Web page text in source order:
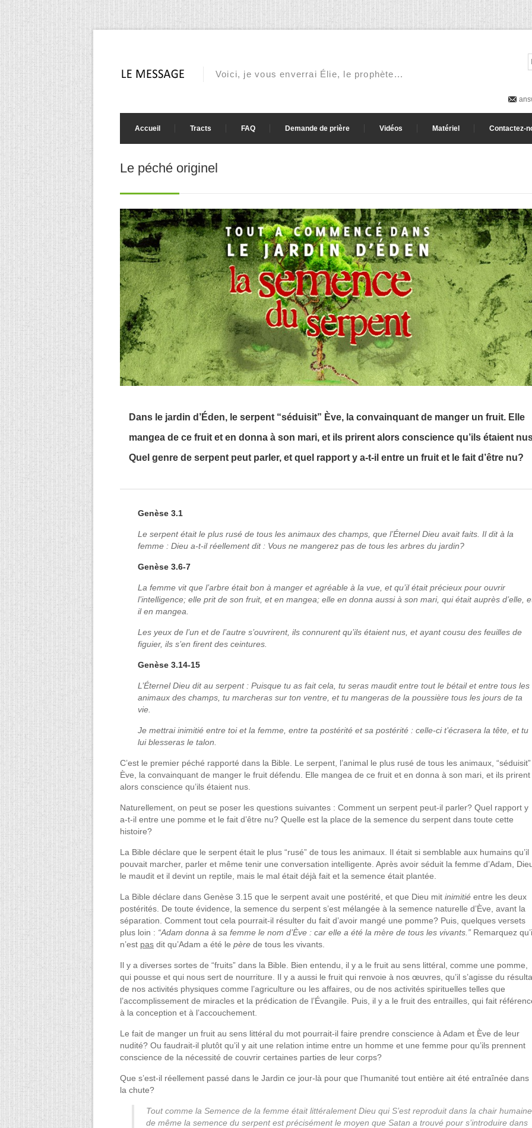
Voici, je vous enverrai Élie, le prophète...
Accueil Tracts FAQ Demande de prière Vidéos Matériel Contactez-
Le péché originel
Dans le jardin d’Éden, le serpent “séduisit” Ève, la convainquant de manger un fruit. Elle
mangea de ce fruit et en donna à son mari, et ils prirent alors conscience qu’ils étaient
Quel genre de serpent peut parler, et quel rapport y a-t‑il entre un fruit et le fait d’être nu?
Genèse 3.1
Le serpent était le plus rusé de tous les animaux des champs, que l’Éternel Dieu avait faits. Il dit à la
femme : Dieu a-t-il réellement dit : Vous ne mangerez pas de tous les arbres du jardin?
Genèse 3.6-7
La femme vit que l’arbre était bon à manger et agréable à la vue, et qu’il était précieux pour ouvrir
l’intelligence; elle prit de son fruit, et en mangea; elle en donna aussi à son mari, qui était auprès d’elle,
il en mangea.
Les yeux de l’un et de l’autre s’ouvrirent, ils connurent qu’ils étaient nus, et ayant cousu des feuilles de
figuier, ils s’en firent des ceintures.
Genèse 3.14-15
L’Éternel Dieu dit au serpent : Puisque tu as fait cela, tu seras maudit entre tout le bétail et entre tous les
animaux des champs, tu marcheras sur ton ventre, et tu mangeras de la poussière tous les jours de ta
vie.
Je mettrai inimitié entre toi et la femme, entre ta postérité et sa postérité : celle-ci t’écrasera la tête, et tu
lui blesseras le talon.
C’est le premier péché rapporté dans la Bible. Le serpent, l’animal le plus rusé de tous les animaux, “séduisit”
Ève, la convainquant de manger le fruit défendu. Elle mangea de ce fruit et en donna à son mari, et ils prirent
alors conscience qu’ils étaient nus.
Naturellement, on peut se poser les questions suivantes : Comment un serpent peut-il parler? Quel rapport y
a-t‑il entre une pomme et le fait d’être nu? Quelle est la place de la semence du serpent dans toute cette
histoire?
La Bible déclare que le serpent était le plus “rusé” de tous les animaux. Il était si semblable aux humains qu’il
pouvait marcher, parler et même tenir une conversation intelligente. Après avoir séduit la femme d’Adam,
le maudit et il devint un reptile, mais le mal était déjà fait et la semence était plantée.
La Bible déclare dans Genèse 3.15 que le serpent avait une postérité, et que Dieu mit inimitié entre les deux
postérités. De toute évidence, la semence du serpent s’est mélangée à la semence naturelle d’Ève, avant la
séparation. Comment tout cela pourrait-il résulter du fait d’avoir mangé une pomme? Puis, quelques versets
plus loin : “Adam donna à sa femme le nom d’Ève : car elle a été la mère de tous les vivants.” Remarquez
n’est pas dit qu’Adam a été le père de tous les vivants.
Il y a diverses sortes de “fruits” dans la Bible. Bien entendu, il y a le fruit au sens littéral, comme une pomme,
qui pousse et qui nous sert de nourriture. Il y a aussi le fruit qui renvoie à nos œuvres, qu’il s’agisse du
de nos activités physiques comme l’agriculture ou les affaires, ou de nos activités spirituelles telles que
l’accomplissement de miracles et la prédication de l’Évangile. Puis, il y a le fruit des entrailles, qui fait
à la conception et à l’accouchement.
Le fait de manger un fruit au sens littéral du mot pourrait-il faire prendre conscience à Adam et Ève de leur
nudité? Ou faudrait-il plutôt qu’il y ait une relation intime entre un homme et une femme pour qu’ils prennent
conscience de la nécessité de couvrir certaines parties de leur corps?
Que s’est-il réellement passé dans le Jardin ce jour-là pour que l’humanité tout entière ait été entraînée dans
la chute?
Tout comme la Semence de la femme était littéralement Dieu qui S’est reproduit dans la chair
de même la semence du serpent est précisément le moyen que Satan a trouvé pour s’introduire dans